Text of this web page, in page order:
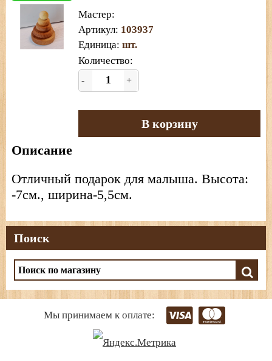
Мастер:
Артикул: 103937
Единица: шт.
Количество:
- +
В корзину
Описание
Отличный подарок для малыша. Высота:
-7см., ширина-5,5см.
Поиск
Мы принимаем к оплате: